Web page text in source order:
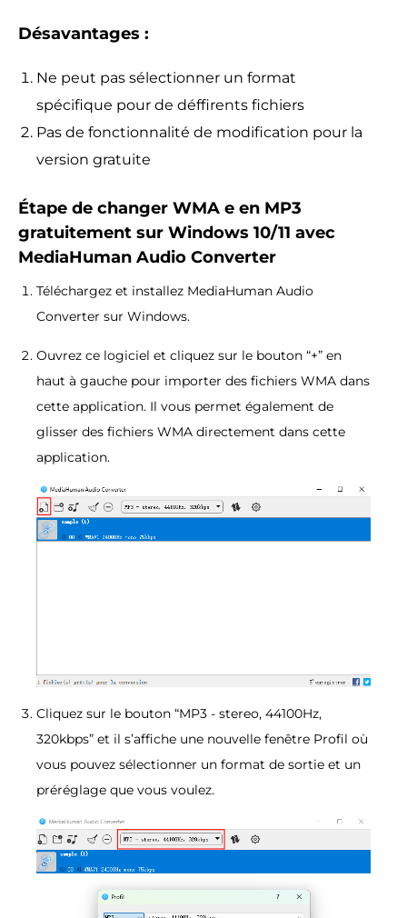
Désavantages :
Ne peut pas sélectionner un format
spécifique pour de déffirents fichiers
Pas de fonctionnalité de modification pour la
version gratuite
Étape de changer WMA e en MP3
gratuitement sur Windows 10/11 avec
MediaHuman Audio Converter
Téléchargez et installez MediaHuman Audio
Converter sur Windows.
Ouvrez ce logiciel et cliquez sur le bouton “+” en
haut à gauche pour importer des fichiers WMA dans
cette application. Il vous permet également de
glisser des fichiers WMA directement dans cette
application.
Cliquez sur le bouton “MP3 - stereo, 44100Hz,
320kbps” et il s’affiche une nouvelle fenêtre Profil où
vous pouvez sélectionner un format de sortie et un
préréglage que vous voulez.